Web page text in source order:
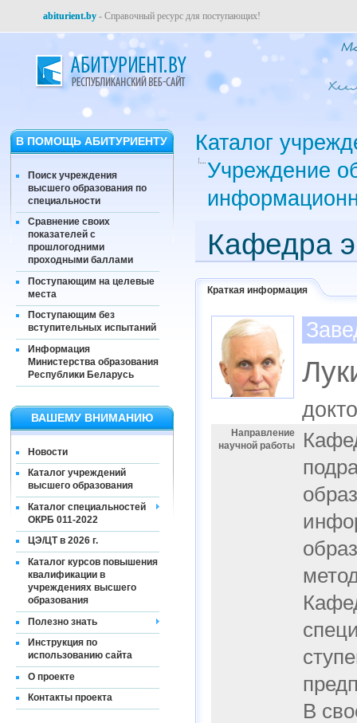
abiturient.by - Справочный ресурс для поступающих!
В ПОМОЩЬ АБИТУРИЕНТУ
Поиск учреждения
высшего образования по
специальности
Сравнение своих
показателей с
прошлогодними
проходными баллами
Поступающим на целевые
места
Поступающим без
вступительных испытаний
Информация
Министерства образования
Республики Беларусь
ВАШЕМУ ВНИМАНИЮ
Новости
Каталог учреждений
высшего образования
Каталог специальностей
ОКРБ 011-2022
ЦЭ/ЦТ в 2026 г.
Каталог курсов повышения
квалификации в
учреждениях высшего
образования
Полезно знать
Инструкция по
использованию сайта
О проекте
Контакты проекта
Каталог
Учреждение
Кафедра
Краткая информация
Направление
научной работы
В